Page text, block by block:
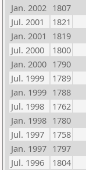
Jan. 2002 1807
Jul. 2001
1821
Jan. 2001
1819
Jul. 2000
1800
Jan. 2000 1790
Jul. 1999
1789
Jan. 1999 1788
Jul. 1998
1762
Jan. 1998 1780
Jul. 1997
1758
Jan. 1997 1797
Jul. 1996
1804